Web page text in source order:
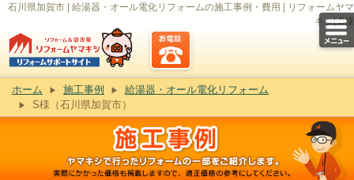
石川県加賀市 | 給湯器・オール電化リフォームの施工事例・費用 | リフォームヤマ
キシ| S様
ホーム 施工事例
給湯器・オール電化リフォーム
S様（石川県加賀市）